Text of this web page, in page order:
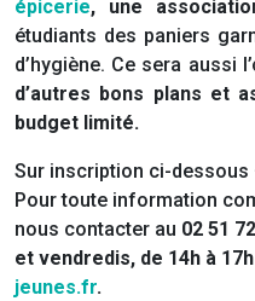
épicerie, une
étudiants des paniers
d’hygiène. Ce sera aussi
d’autres bons plans et
budget limité.
Sur inscription ci-dessous
Pour toute information
nous contacter au 02 51
et vendredis, de 14h à 17h
jeunes.fr.